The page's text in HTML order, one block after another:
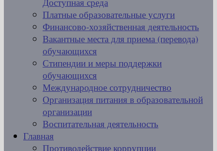
Платные образовательные услуги
Финансово-хозяйственная деятельность
Вакантные места для приема (перевода)
обучающихся
Стипендии и меры поддержки
обучающихся
Международное сотрудничество
Организация питания в образовательной
организации
Воспитательная деятельность
Главная
Противодействие коррупции